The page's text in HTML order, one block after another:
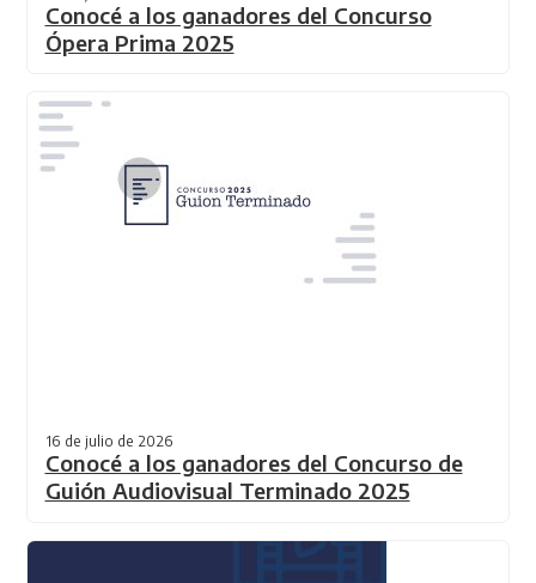
Conocé a los ganadores del Concurso
Ópera Prima 2025
16 de julio de 2026
Conocé a los ganadores del Concurso de
Guión Audiovisual Terminado 2025